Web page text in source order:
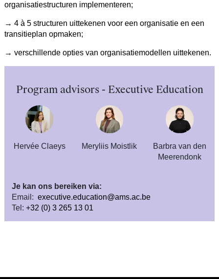
organisatiestructuren implementeren;
→ 4 à 5 structuren uittekenen voor een organisatie en een
transitieplan opmaken;
→ verschillende opties van organisatiemodellen uittekenen.
Program advisors - Executive Education
Hervée Claeys Meryliis Moistlik
Barbra van den
Meerendonk
Je kan ons bereiken via:
Email: executive.education@ams.ac.be
Tel: +32 (0) 3 265 13 01